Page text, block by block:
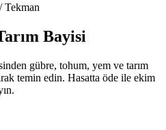
/Tekman
Bayisi
gübre, tohum, yem ve tarım
temin edin. Hasatta öde ile ekim